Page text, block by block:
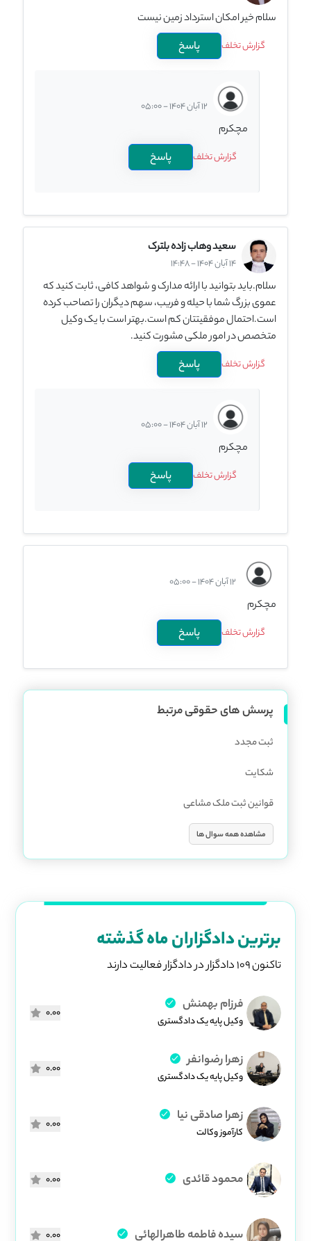
سلام خیر امکان استرداد زمین نیست
گزارش تخلف پاسخ
12 آبان 1404 - 05:00
مچکرم
گزارش تخلف پاسخ
سعید وهاب زاده بلترک
14 آبان 1404 - 14:48
سلام.باید بتوانید با ارائه مدارک و شواهد کافی، ثابت کنید که
عموی بزرگ شما با حیله و فریب، سهم دیگران را تصاحب کرده
است.احتمال موفقیتتان کم است.بهتر است با یک وکیل
متخصص در امور ملکی مشورت کنید.
گزارش تخلف پاسخ
12 آبان 1404 - 05:00
مچکرم
گزارش تخلف پاسخ
12 آبان 1404 - 05:00
مچکرم
گزارش تخلف پاسخ
پرسش های حقوقی مرتبط
ثبت مجدد
شکایت
قوانین ثبت ملک مشاعی
مشاهده همه سوال ها
برترین دادگزاران ماه گذشته
تاکنون 109 دادگزار در دادگزار فعالیت دارند
فرزام بهمنش
وکیل پایه یک دادگستری
0.00
زهرا رضوانفر
وکیل پایه یک دادگستری
0.00
زهرا صادقی نیا
کارآموز وکالت
0.00
محمود قائدی 0.00
سیده فاطمه طاهرالهائی 0.00